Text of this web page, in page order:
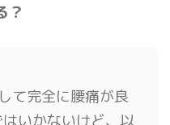
？
て完全に腰痛が良
いかないけど、以